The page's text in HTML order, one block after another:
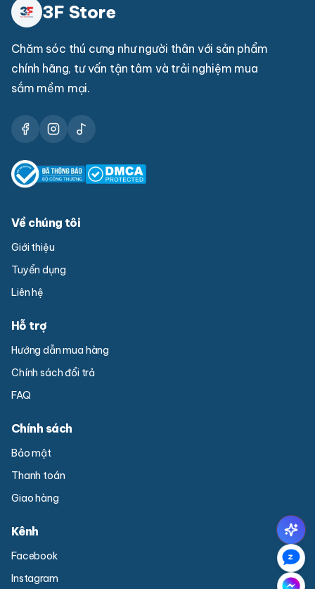
3F Store
Chăm sóc thú cưng như người thân với sản phẩm
chính hãng, tư vấn tận tâm và trải nghiệm mua
sắm mềm mại.
Về chúng tôi
Giới thiệu
Tuyển dụng
Liên hệ
Hỗ trợ
Hướng dẫn mua hàng
Chính sách đổi trả
FAQ
Chính sách
Bảo mật
Thanh toán
Giao hàng
Kênh
Facebook
Instagram